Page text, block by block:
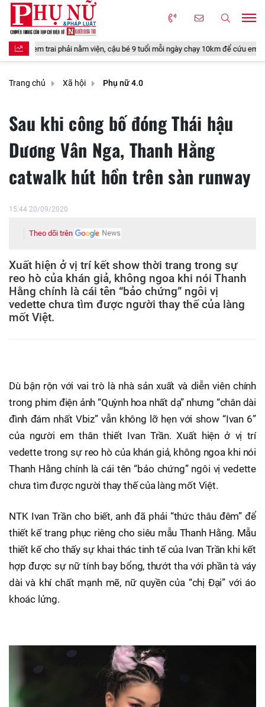
tuổi mỗi ngày chạy 10km để cứu em 3 chòm sao nữ có trái tim
Trang chủ Xã hội Phụ nữ 4.0
Sau khi công bố đóng Thái hậu
Dương Vân Nga, Thanh Hằng
catwalk hút hồn trên sàn runway
15:44 20/09/2020
Theo dõi trên
Xuất hiện ở vị trí kết show thời trang trong sự
reo hò của khán giả, không ngoa khi nói Thanh
Hằng chính là cái tên “bảo chứng” ngôi vị
vedette chưa tìm được người thay thế của làng
mốt Việt.
Dù bận rộn với vai trò là nhà sản xuất và diễn viên chính
trong phim điện ảnh “Quỳnh hoa nhất dạ” nhưng “chân dài
đình đám nhất Vbiz” vẫn không lỡ hẹn với show “Ivan 6”
của người em thân thiết Ivan Trần. Xuất hiện ở vị trí
vedette trong sự reo hò của khán giả, không ngoa khi nói
Thanh Hằng chính là cái tên “bảo chứng” ngôi vị vedette
chưa tìm được người thay thế của làng mốt Việt.
NTK Ivan Trần cho biết, anh đã phải “thức thâu đêm” để
thiết kế trang phục riêng cho siêu mẫu Thanh Hằng. Mẫu
thiết kế cho thấy sự khai thác tinh tế của Ivan Trần khi kết
hợp được sự nữ tính bay bổng, thướt tha với phần tà váy
dài và khí chất mạnh mẽ, nữ quyền của “chị Đại” với áo
khoác lửng.